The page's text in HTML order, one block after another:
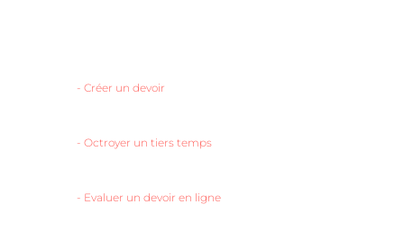
- Créer un devoir
- Octroyer un tiers temps
- Evaluer un devoir en ligne